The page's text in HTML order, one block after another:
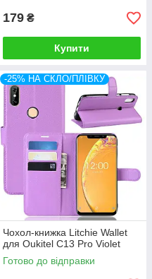
179 ₴
Купити
-25% НА СКЛО/ПЛІВКУ
Чохол-книжка Litchie Wallet
для Oukitel C13 Pro Violet
Готово до відправки